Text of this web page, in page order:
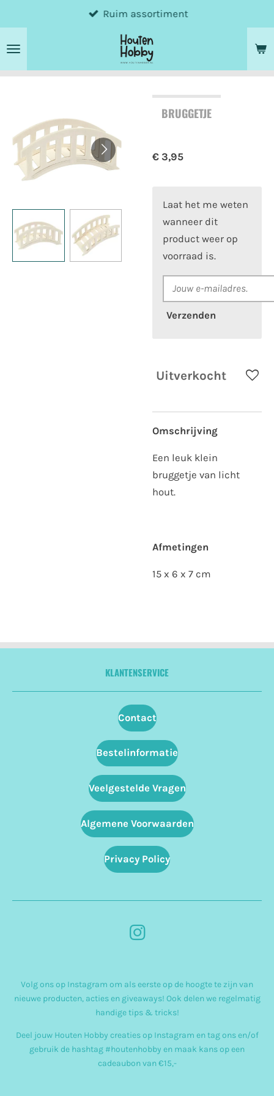
direct
naar
Ruim assortiment
BRUGGETJE
€ 3,95
Laat het me weten
wanneer dit
product weer op
voorraad is.
Verzenden
Uitverkocht
Omschrijving
Een leuk klein
bruggetje van licht
hout.
Afmetingen
15 x 6 x 7 cm
KLANTENSERVICE
Contact
Bestelinformatie
Veelgestelde Vragen
Algemene Voorwaarden
Privacy Policy
I
t
a
g
r
a
Volg ons op Instagram om als eerste op de hoogte te zijn van
nieuwe producten, acties en giveaways! Ook delen we regelmatig
handige tips & tricks!
Deel jouw Houten Hobby creaties op Instagram en tag ons en/of
gebruik de hashtag #houtenhobby en maak kans op een
cadeaubon van €15,-